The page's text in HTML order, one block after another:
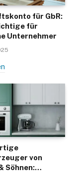
für GbR:
für
Unternehmer
von
Söhnen: